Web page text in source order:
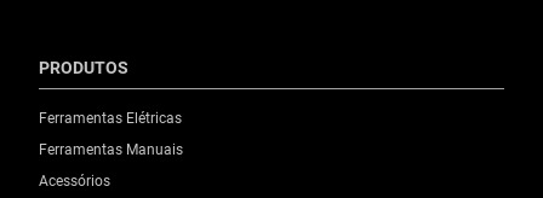
PRODUTOS
Ferramentas Elétricas
Ferramentas Manuais
Acessórios